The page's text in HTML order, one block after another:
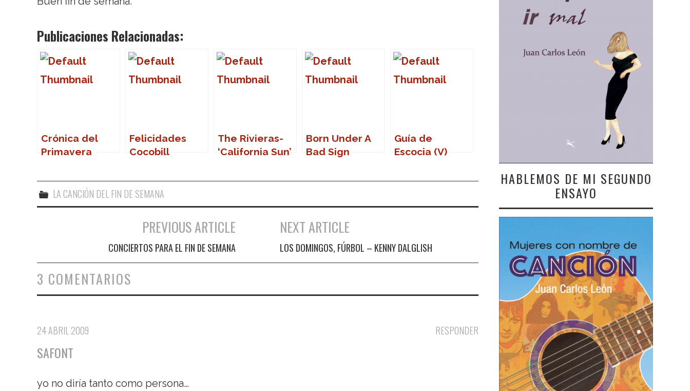
Publicaciones Relacionadas:
Crónica del
Primavera
Felicidades
Cocobill
The Rivieras-
‘California Sun’
Born Under A
Bad Sign
Guía de
Escocia (V)
LA CANCIÓN DEL FIN DE SEMANA
Navegación de entradas
PREVIOUS ARTICLE
CONCIERTOS PARA EL FIN DE SEMANA
NEXT ARTICLE
LOS DOMINGOS, FÚRBOL – KENNY DALGLISH
3 COMENTARIOS
RESPONDER
24 ABRIL 2009
SAFONT
yo no diría tanto como persona…
HABLEMOS DE MI SEGUNDO
ENSAYO